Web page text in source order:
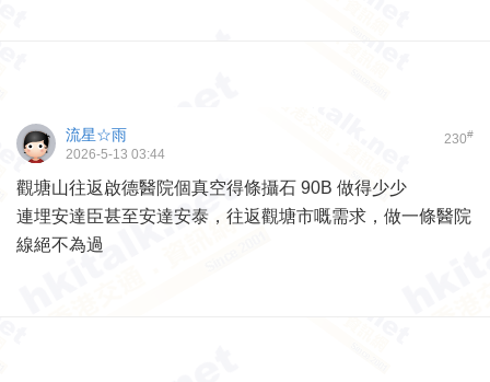
230#
流星☆雨
2026-5-13 03:44
觀塘山往返啟德醫院個真空得條攝石 90B 做得少少
連埋安達臣甚至安達安泰，往返觀塘市嘅需求，做一條醫院
線絕不為過